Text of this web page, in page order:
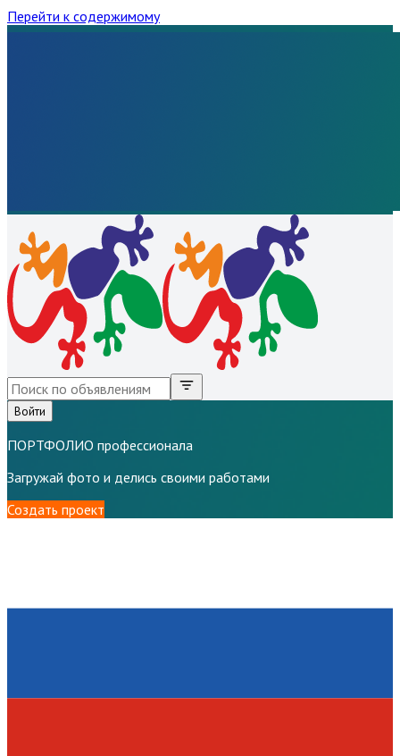
Перейти к содержимому
Войти
ПОРТФОЛИО профессионала
Загружай фото и делись своими работами
Создать проект